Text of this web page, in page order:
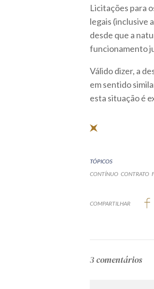
Licitações para
legais (inclusive
desde que a
funcionamento
Válido dizer, a
em sentido
esta situação é
TÓPICOS
CONTÍNUO CONTRATO
COMPARTILHAR
3 comentários